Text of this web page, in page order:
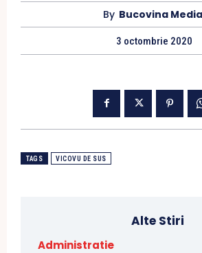
By Bucovina Media
3 octombrie 2020
TAGS VICOVU DE SUS
Alte Stiri
Administratie